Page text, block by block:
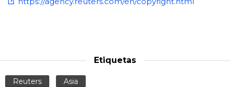
Etiquetas
Reuters Asia